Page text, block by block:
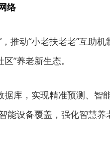
络
推动“小老扶老老”互助
”养老新生态。
库，实现精准预测、智
能设备覆盖，强化智慧养